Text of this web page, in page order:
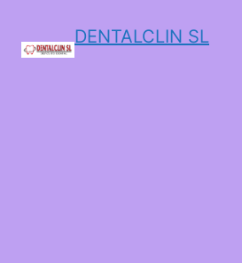
DENTALCLIN SL